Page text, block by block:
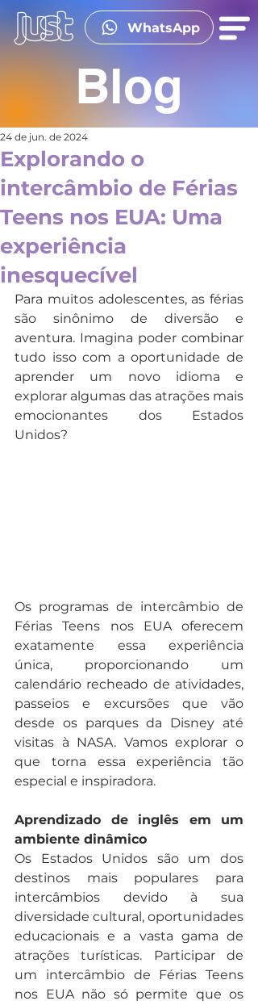
WhatsApp
Blog
Explorando o
intercâmbio de Férias
Teens nos EUA: Uma
experiência
inesquecível
24 de jun. de 2024
Para muitos adolescentes, as férias
são sinônimo de diversão e
aventura. Imagina poder combinar
tudo isso com a oportunidade de
aprender um novo idioma e
explorar algumas das atrações mais
emocionantes dos Estados
Unidos?
Os programas de intercâmbio de
Férias Teens nos EUA oferecem
exatamente essa experiência
única, proporcionando um
calendário recheado de atividades,
passeios e excursões que vão
desde os parques da Disney até
visitas à NASA. Vamos explorar o
que torna essa experiência tão
especial e inspiradora.
Aprendizado de inglês em um
ambiente dinâmico
Os Estados Unidos são um dos
destinos mais populares para
intercâmbios devido à sua
diversidade cultural, oportunidades
educacionais e a vasta gama de
atrações turísticas. Participar de
um intercâmbio de Férias Teens
nos EUA não só permite que os